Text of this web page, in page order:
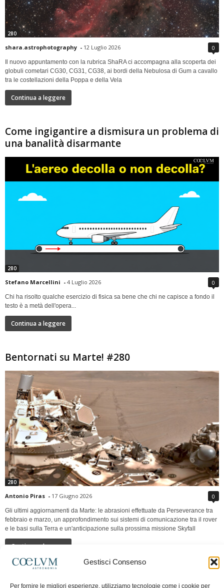
Gestisci Consenso
Per fornire le migliori esperienze, utilizziamo tecnologie come i cookie per
280
shara.astrophotography - 12 Luglio 2026 0
Il nuovo appuntamento con la rubrica ShaRA ci accompagna alla scoperta dei
globuli cometari CG30, CG31, CG38, ai bordi della Nebulosa di Gum a cavallo
tra le costellazioni della Poppa e della Vela
Continua a leggere
Come ingigantire a dismisura un problema di
una banalità disarmante
280
Stefano Marcellini - 4 Luglio 2026 0
Chi ha risolto qualche esercizio di fisica sa bene che chi ne capisce a fondo il
testo è a metà dell'opera...
Continua a leggere
Bentornati su Marte! #280
280
Antonio Piras - 17 Giugno 2026 0
Gli ultimi aggiornamenti da Marte: le abrasioni effettuate da Perseverance tra
febbraio e marzo, un approfondimento sui sistemi di comunicazione tra il rover
e le basi sulla Terra e un'anticipazione sulla prossima missione Skyfall
Continua a leggere